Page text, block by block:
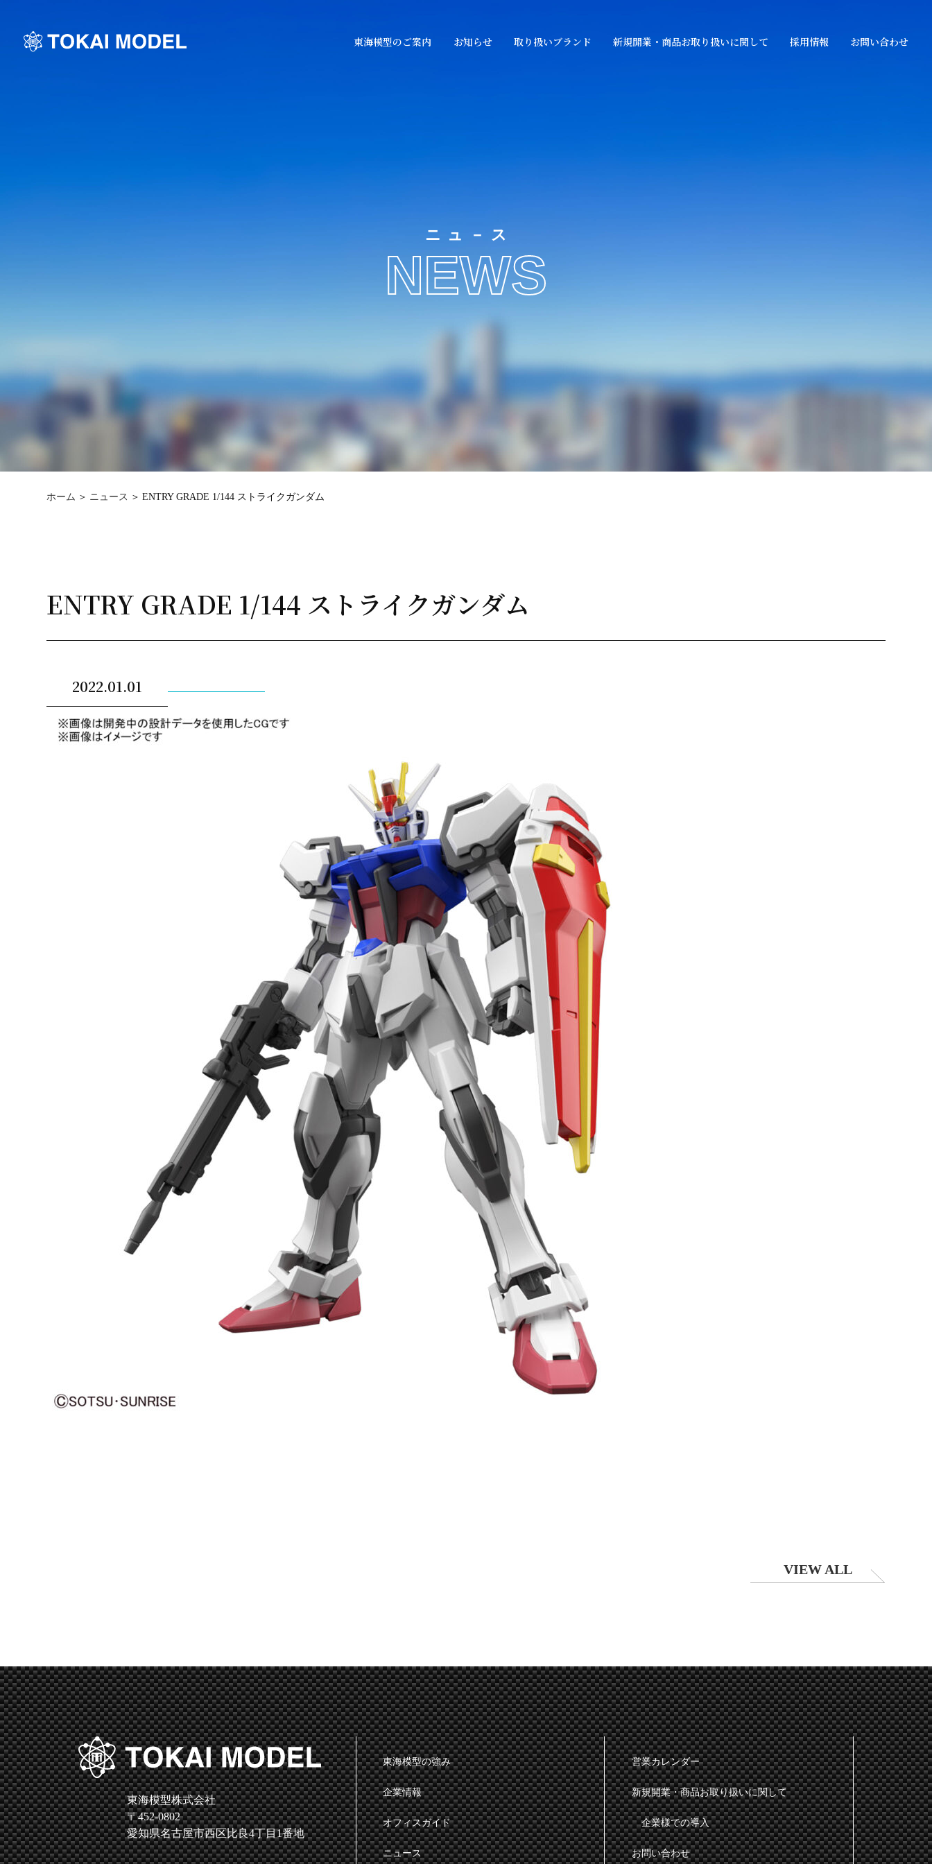
東海模型のご案内 お知らせ 取り扱いブランド 新規開業・商品お取り扱いに関して 採用情報 お問い合わせ
ニュ－ス
NEWS
ホーム ニュース ENTRY GRADE 1/144 ストライクガンダム
ENTRY GRADE 1/144 ストライクガンダム
2022.01.01
VIEW ALL
東海模型株式会社
〒452-0802
愛知県名古屋市西区比良4丁目1番地
東海模型の強み
企業情報
オフィスガイド
ニュース
営業カレンダー
新規開業・商品お取り扱いに関して
企業様での導入
お問い合わせ